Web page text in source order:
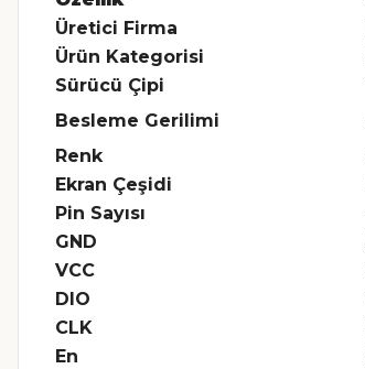
Üretici Firma
Ürün Kategorisi
Sürücü Çipi
Besleme Gerilimi
Renk
Ekran Çeşidi
Pin Sayısı
GND
VCC
DIO
CLK
En